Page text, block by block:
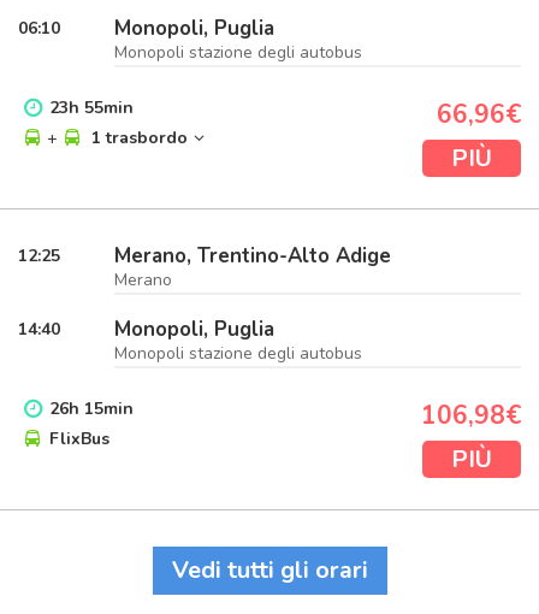
06:10 Monopoli, Puglia
Monopoli stazione degli autobus
23h 55min
+
1 trasbordo
66,96€
PIÙ
12:25 Merano, Trentino-Alto Adige
Merano
14:40 Monopoli, Puglia
Monopoli stazione degli autobus
26h 15min
FlixBus
106,98€
PIÙ
Vedi tutti gli orari